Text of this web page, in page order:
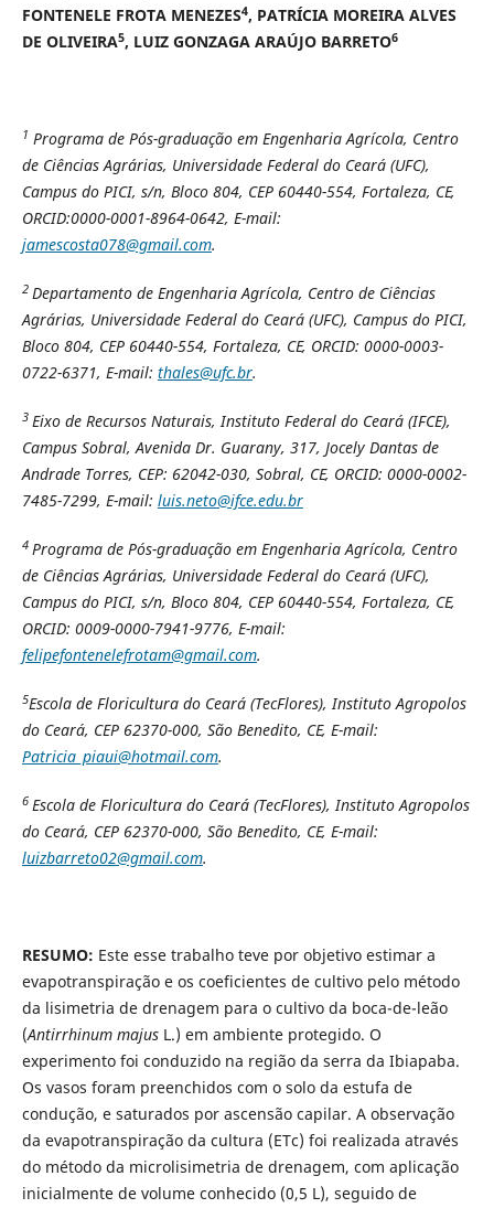
FONTENELE FROTA MENEZES4, PATRÍCIA MOREIRA ALVES
DE OLIVEIRA5, LUIZ GONZAGA ARAÚJO BARRETO6
1 Programa de Pós-graduação em Engenharia Agrícola, Centro
de Ciências Agrárias, Universidade Federal do Ceará (UFC),
Campus do PICI, s/n, Bloco 804, CEP 60440-554, Fortaleza, CE,
ORCID:0000-0001-8964-0642, E-mail:
jamescosta078@gmail.com.
2 Departamento de Engenharia Agrícola, Centro de Ciências
Agrárias, Universidade Federal do Ceará (UFC), Campus do PICI,
Bloco 804, CEP 60440-554, Fortaleza, CE, ORCID: 0000-0003-
0722-6371, E-mail: thales@ufc.br.
3 Eixo de Recursos Naturais, Instituto Federal do Ceará (IFCE),
Campus Sobral, Avenida Dr. Guarany, 317, Jocely Dantas de
Andrade Torres, CEP: 62042-030, Sobral, CE, ORCID: 0000-0002-
7485-7299, E-mail: luis.neto@ifce.edu.br
4 Programa de Pós-graduação em Engenharia Agrícola, Centro
de Ciências Agrárias, Universidade Federal do Ceará (UFC),
Campus do PICI, s/n, Bloco 804, CEP 60440-554, Fortaleza, CE,
ORCID: 0009-0000-7941-9776, E-mail:
felipefontenelefrotam@gmail.com.
5Escola de Floricultura do Ceará (TecFlores), Instituto Agropolos
do Ceará, CEP 62370-000, São Benedito, CE, E-mail:
Patricia_piaui@hotmail.com.
6 Escola de Floricultura do Ceará (TecFlores), Instituto Agropolos
do Ceará, CEP 62370-000, São Benedito, CE, E-mail:
luizbarreto02@gmail.com.
RESUMO: Este esse trabalho teve por objetivo estimar a
evapotranspiração e os coeficientes de cultivo pelo método
da lisimetria de drenagem para o cultivo da boca-de-leão
(Antirrhinum majusL.) em ambiente protegido. O
experimento foi conduzido na região da serra da Ibiapaba.
Os vasos foram preenchidos com o solo da estufa de
condução, e saturados por ascensão capilar. A observação
da evapotranspiração da cultura (ETc) foi realizada através
do método da microlisimetria de drenagem, com aplicação
inicialmente de volume conhecido (0,5 L), seguido de